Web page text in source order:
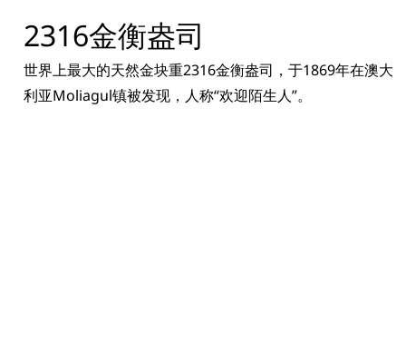
2316金衡盎司
世界上最大的天然金块重2316金衡盎司，于1869年在澳大
利亚Moliagul镇被发现，人称“欢迎陌生人”。